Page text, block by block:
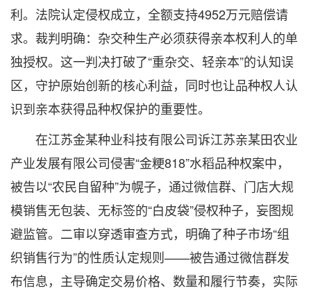
利。法院认定侵权成立，全额支持4952万元赔偿请
求。裁判明确：杂交种生产必须获得亲本权利人的单
独授权。这一判决打破了“重杂交、轻亲本”的认知误
区，守护原始创新的核心利益，同时也让品种权人认
识到亲本获得品种权保护的重要性。
在江苏金某种业科技有限公司诉江苏亲某田农业
产业发展有限公司侵害“金粳818”水稻品种权案中，
被告以“农民自留种”为幌子，通过微信群、门店大规
模销售无包装、无标签的“白皮袋”侵权种子，妄图规
避监管。二审以穿透审查方式，明确了种子市场“组
织销售行为”的性质认定规则——被告通过微信群发
布信息，主导确定交易价格、数量和履行节奏，实际